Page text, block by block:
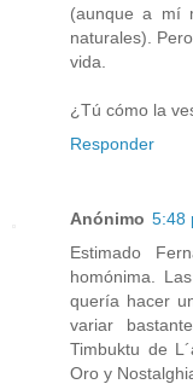
(aunque a mí
naturales).
vida.
¿Tú cómo la
Responder
Anónimo 5:48
Estimado
homónima.
quería hacer
variar
Timbuktu de
Oro y